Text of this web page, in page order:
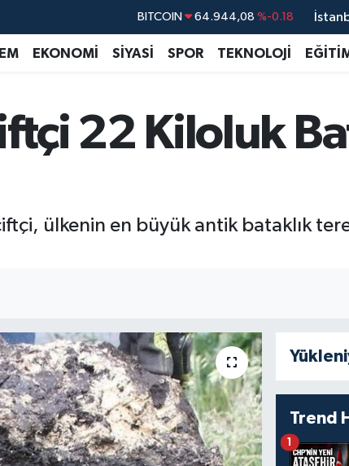
DOLAR 47,7436 %0.18
EURO 55,2510 %0.32
BİST100 %-14
EKONOMİ SİYASİ SPOR TEKNOLOJİ
22 Kiloluk
ülkenin en büyük antik bataklık
Trend
1